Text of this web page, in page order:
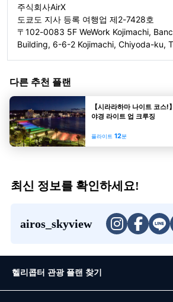
주식회사AirX
도쿄도 지사 등록 여행업 제2-7428호
〒102-0083 5F WeWork Kojimachi,
Building, 6-6-2 Kojimachi, Chiyoda-ku,
다른 추천 플랜
【시라라하마 나이트 코스!】
야경 라이트 업 크루징
플라이트 12분
최신 정보를 확인하세요!
airos_skyview
헬리콥터 관광 플랜 찾기